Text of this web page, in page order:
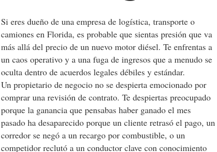
Si eres dueño de una empresa de logística, transporte o
camiones en Florida, es probable que sientas presión que va
más allá del precio de un nuevo motor diésel. Te enfrentas a
un caos operativo y a una fuga de ingresos que a menudo se
oculta dentro de acuerdos legales débiles y estándar.
Un propietario de negocio no se despierta emocionado por
comprar una revisión de contrato. Te despiertas preocupado
porque la ganancia que pensabas haber ganado el mes
pasado ha desaparecido porque un cliente retrasó el pago, un
corredor se negó a un recargo por combustible, o un
competidor reclutó a un conductor clave con conocimiento